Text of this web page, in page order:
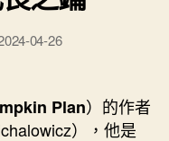
04-26
Plan）的作者
），他是